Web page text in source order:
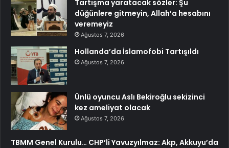
Tartışma yaratacak sözler: Şu
düğünlere gitmeyin, Allah’a hesabını
veremeyiz
Ağustos 7, 2026
Hollanda’da İslamofobi Tartışıldı
Ağustos 7, 2026
Ünlü oyuncu Aslı Bekiroğlu sekizinci
kez ameliyat olacak
Ağustos 7, 2026
TBMM Genel Kurulu… CHP’li Yavuzyılmaz: Akp, Akkuyu’da